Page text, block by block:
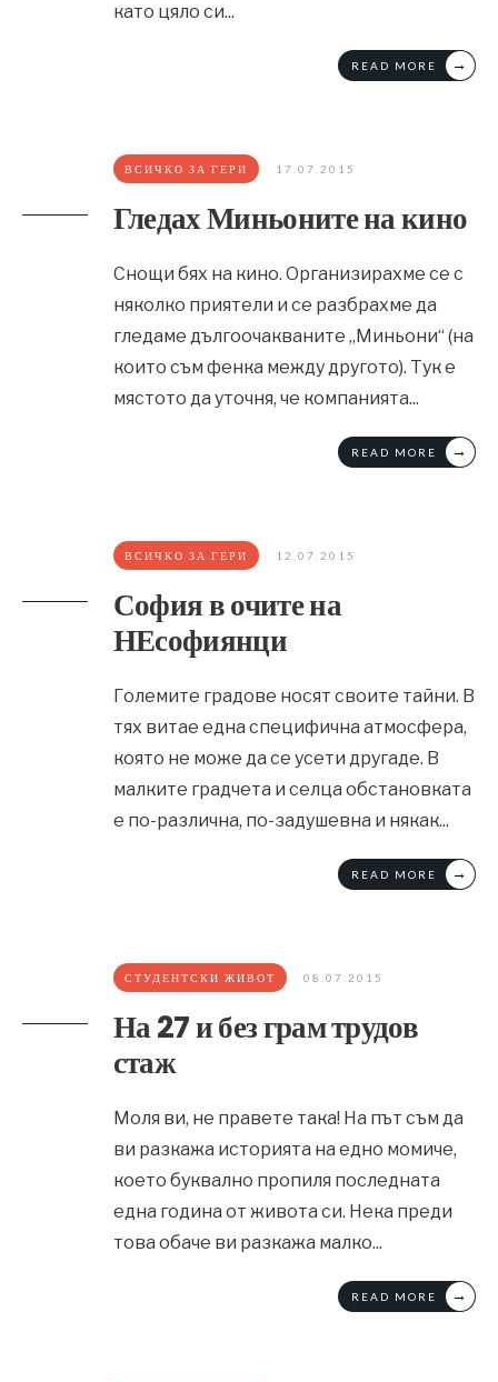
като цяло си...
READ MORE →
ВСИЧКО ЗА ГЕРИ 17.07.2015
Гледах Миньоните на кино
Снощи бях на кино. Организирахме се с
няколко приятели и се разбрахме да
гледаме дългоочакваните „Миньони“ (на
които съм фенка между другото). Тук е
мястото да уточня, че компанията...
READ MORE →
ВСИЧКО ЗА ГЕРИ 12.07.2015
София в очите на
НЕсофиянци
Големите градове носят своите тайни. В
тях витае една специфична атмосфера,
която не може да се усети другаде. В
малките градчета и селца обстановката
е по-различна, по-задушевна и някак...
READ MORE →
СТУДЕНТСКИ ЖИВОТ 08.07.2015
На 27 и без грам трудов
стаж
Моля ви, не правете така! На път съм да
ви разкажа историята на едно момиче,
което буквално пропиля последната
една година от живота си. Нека преди
това обаче ви разкажа малко...
READ MORE →